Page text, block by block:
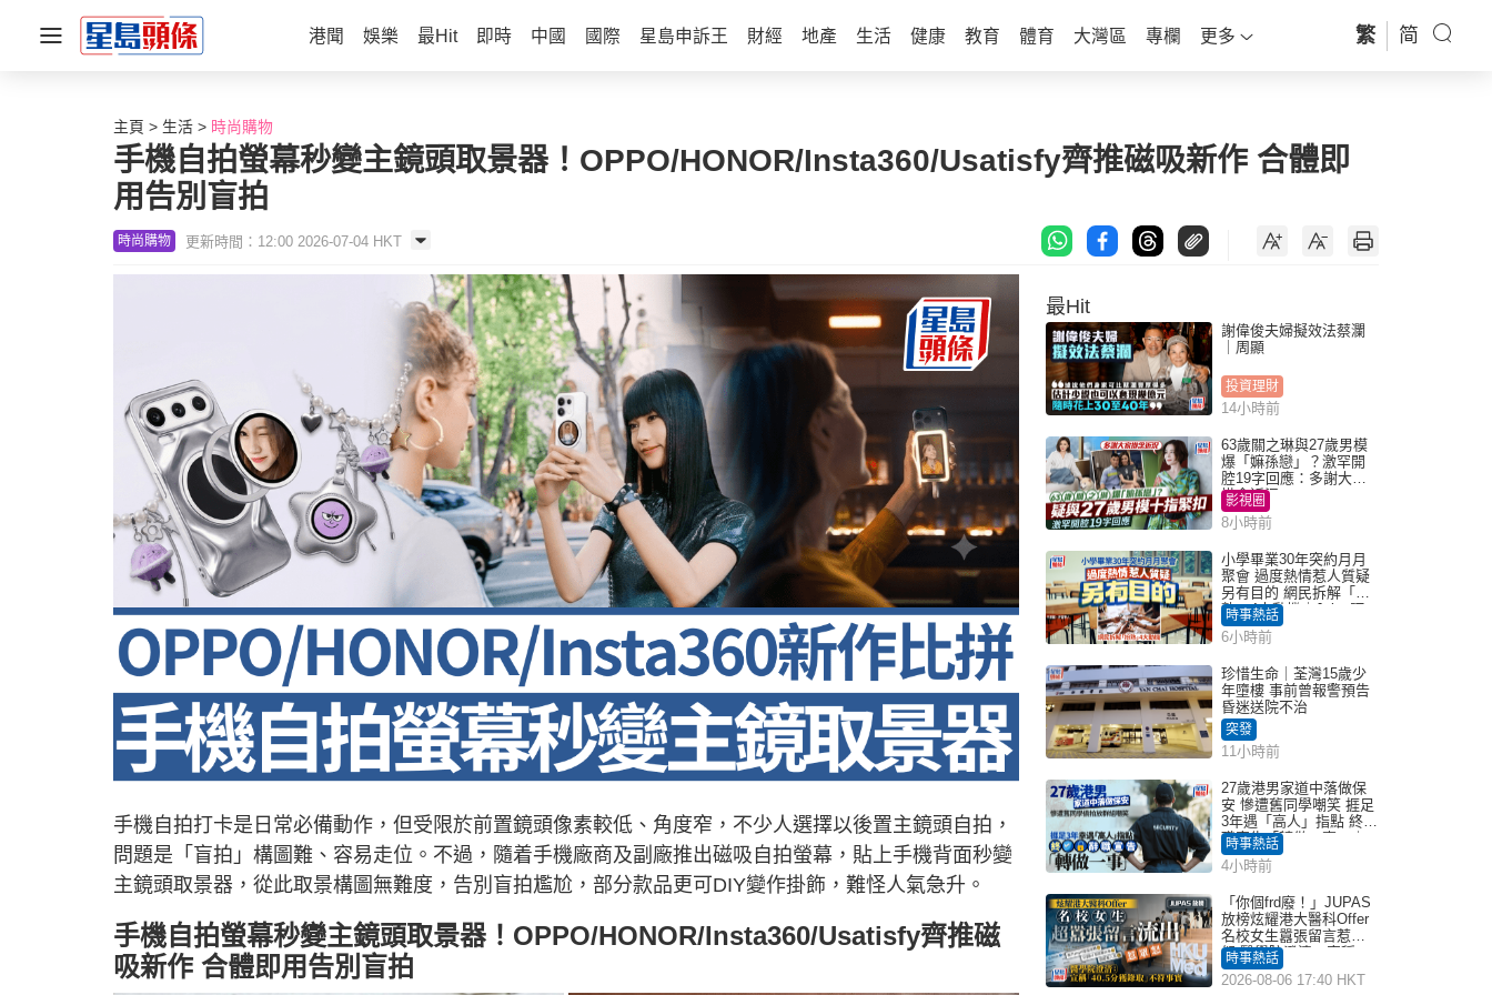
港聞 娛樂 最Hit 即時 中國 國際 星島申訴王 財經 地產 生活 健康 教育 體育 大灣區 專欄 更多 繁 简
主頁 生活 時尚購物
手機自拍螢幕秒變主鏡頭取景器！OPPO/HONOR/Insta360/Usatisfy齊推磁吸新作 合體即
用告別盲拍
時尚購物 更新時間：12:00 2026-07-04 HKT
手機自拍打卡是日常必備動作，但受限於前置鏡頭像素較低、角度窄，不少人選擇以後置主鏡頭自拍，
問題是「盲拍」構圖難、容易走位。不過，隨着手機廠商及副廠推出磁吸自拍螢幕，貼上手機背面秒變
主鏡頭取景器，從此取景構圖無難度，告別盲拍尷尬，部分款品更可DIY變作掛飾，難怪人氣急升。
手機自拍螢幕秒變主鏡頭取景器！OPPO/HONOR/Insta360/Usatisfy齊推磁
吸新作 合體即用告別盲拍
最Hit
謝偉俊夫婦擬效法蔡瀾
｜周顯
投資理財
14小時前
63歲關之琳與27歲男模
爆「嫲孫戀」？激罕開
腔19字回應：多謝大家
掛念近況
影視圈
8小時前
小學畢業30年突約月月
聚會 過度熱情惹人質疑
另有目的 網民拆解「扮
熟」4大動機｜Juicy叮
時事熱話
6小時前
珍惜生命｜荃灣15歲少
年墮樓 事前曾報警預告
昏迷送院不治
突發
11小時前
27歲港男家道中落做保
安 慘遭舊同學嘲笑 捱足
3年遇「高人」指點 終辭
職宣告「轉做一事」｜
Juicy叮
時事熱話
4小時前
「你個frd廢！」JUPAS
放榜炫耀港大醫科Offer
名校女生囂張留言惹眾
怒 醫學院澄清：宣稱
「40.5分獲錄取」不符事
實｜Juicy叮
時事熱話
2026-08-06 17:40 HKT